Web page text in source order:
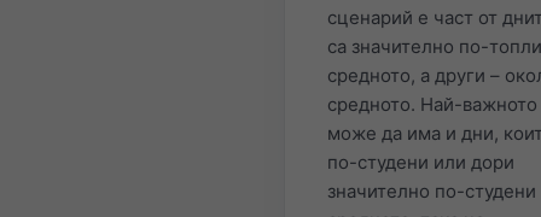
сценарий е част от
са значително по-
средното, а други –
средното. Най-
може да има и дни,
по-студени или дори
значително по-студени